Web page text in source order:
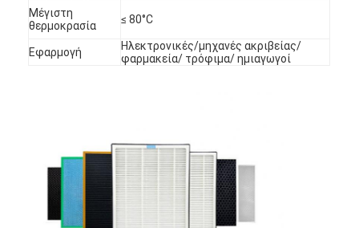
Φίλτρο αέρα που κατασκευάζει τη μηχανή
Αυτόματη μηχανή καρφώματος
Ημι αυτόματη μηχανή καρφώματος
Οξυγονοκολλητής πλαισίων
Μέγιστη
θερμοκρασία
≤ 80°C
Εφαρμογή
Ηλεκτρονικές/μηχανές ακριβείας/
φαρμακεία/ τρόφιμα/ ημιαγωγοί